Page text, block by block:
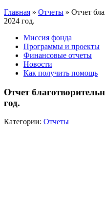
Главная » Отчеты » Отчет
2024 год.
Миссия фонда
Программы и проекты
Финансовые отчеты
Новости
Как получить помощь
Отчет
год.
Категории: Отчеты